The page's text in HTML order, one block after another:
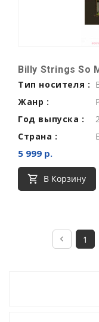
Billy Strings So
Тип носителя :
Жанр :
Год выпуска :
Страна :
5 999 р.
В Корзину
1